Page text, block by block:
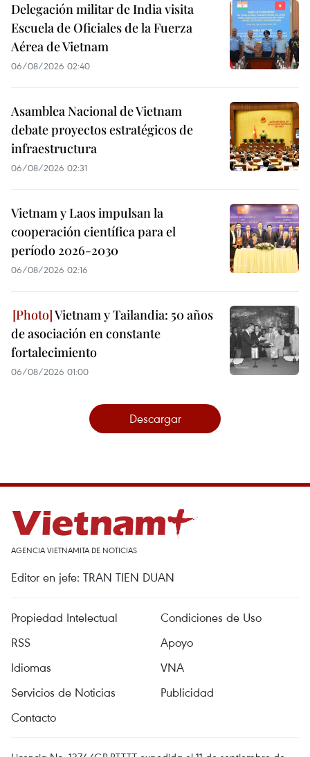
Delegación militar de India visita
Escuela de Oficiales de la Fuerza
Aérea de Vietnam
06/08/2026 02:40
Asamblea Nacional de Vietnam
debate proyectos estratégicos de
infraestructura
06/08/2026 02:31
Vietnam y Laos impulsan la
cooperación científica para el
período 2026-2030
06/08/2026 02:16
Vietnam y Tailandia: 50 años
de asociación en constante
fortalecimiento
06/08/2026 01:00
Descargar
AGENCIA VIETNAMITA DE NOTICIAS
Editor en jefe: TRAN TIEN DUAN
Propiedad Intelectual
Condiciones de Uso
RSS
Apoyo
Idiomas
VNA
Servicios de Noticias
Publicidad
Contacto